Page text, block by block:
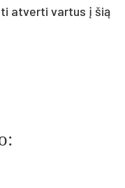
atverti vartus į šią